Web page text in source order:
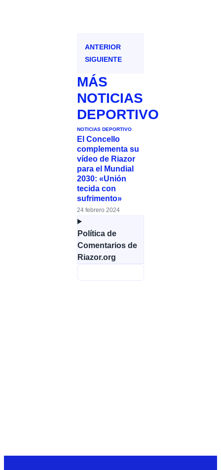
ANTERIOR
SIGUIENTE
MÁS
NOTICIAS
DEPORTIVO
NOTICIAS DEPORTIVO
El Concello
complementa su
vídeo de Riazor
para el Mundial
2030: «Unión
tecida con
sufrimento»
24 febrero 2024
Política de
Comentarios de
Riazor.org